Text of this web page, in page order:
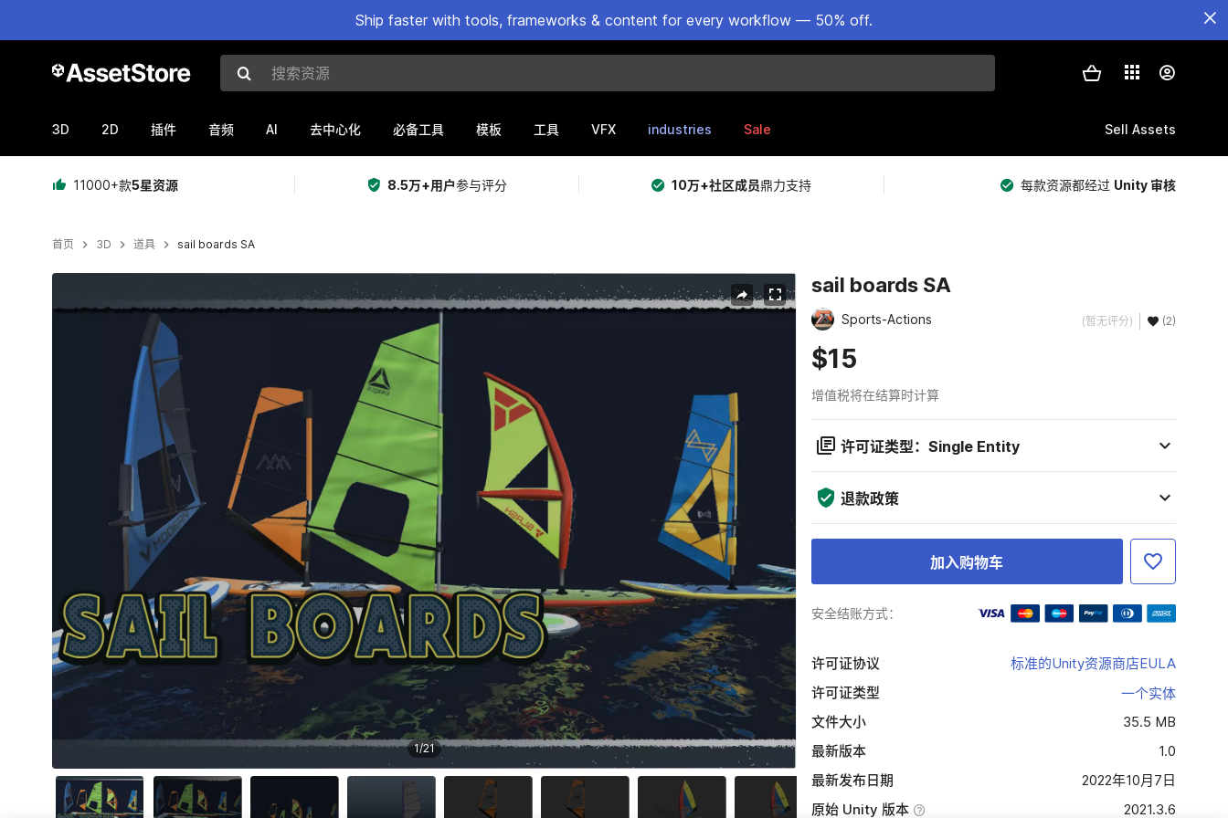
Ship faster with tools, frameworks & content for every workflow — 50% off.
搜索资源
3D 2D 插件 音频 AI 去中心化 必备工具 模板 工具 VFX industries Sale Sell Assets
11000+款5星资源 8.5万+用户参与评分 10万+社区成员鼎力支持 每款资源都经过 Unity 审核
首页 3D 道具 sail boards SA
1/21
sail boards SA
Sports-Actions (暂无评分) (2)
$15
增值税将在结算时计算
许可证类型：Single Entity
退款政策
加入购物车
安全结账方式：
许可证协议
标准的Unity资源商店EULA
许可证类型
一个实体
文件大小
35.5 MB
最新版本
1.0
最新发布日期
2022年10月7日
原始 Unity 版本
2021.3.6